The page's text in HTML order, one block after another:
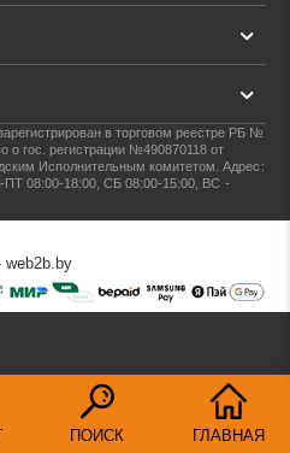
ПОИСК ГЛАВНАЯ
в торговом реестре РБ №
о гос. регистрации №490870118 от
Исполнительным комитетом.Адрес:
ПТ 08:00-18:00, СБ 08:00-15:00, ВС -